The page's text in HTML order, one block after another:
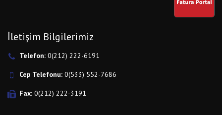
İletişim Bilgilerimiz
Telefon: 0(212) 222-6191
Cep Telefonu: 0(533) 552-7686
Fax: 0(212) 222-3191